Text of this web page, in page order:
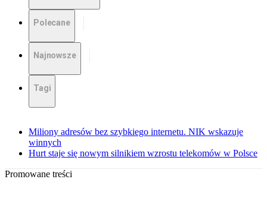
Polecane
Najnowsze
Tagi
Miliony adresów bez szybkiego internetu. NIK wskazuje
winnych
Hurt staje się nowym silnikiem wzrostu telekomów w Polsce
Promowane treści